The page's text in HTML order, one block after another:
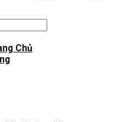
Chủ